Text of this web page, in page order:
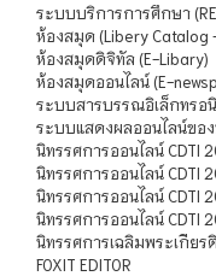
ระบบบริการการศึกษา
ห้องสมุด (Libery Catalog -
ห้องสมุดดิจิทัล (E-Libary)
ห้องสมุดออนไลน์ (E-
ระบบสารบรรณอิเล็กทรอ
ระบบแสดงผลออนไลน์ของ
นิทรรศการออนไลน์ CDTI
นิทรรศการออนไลน์ CDTI
นิทรรศการออนไลน์ CDTI
นิทรรศการออนไลน์ CDTI
นิทรรศการเฉลิมพระเกีย
FOXIT EDITOR